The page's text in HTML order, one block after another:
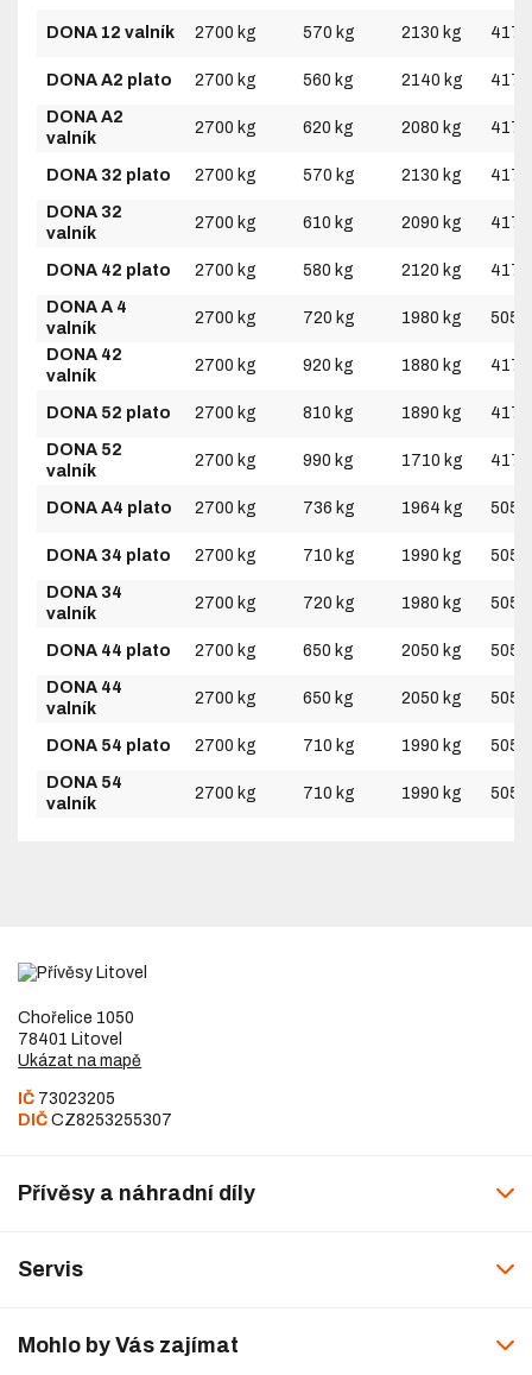
DONA 12 valník 2700 kg 570 kg 2130 kg
DONA A2 plato 2700 kg 560 kg 2140 kg
DONA A2
valník
2700 kg 620 kg 2080 kg
DONA 32 plato 2700 kg 570 kg 2130 kg
DONA 32
valník
2700 kg 610 kg 2090 kg
DONA 42 plato 2700 kg 580 kg 2120 kg
DONA A 4
valník
2700 kg 720 kg 1980 kg
DONA 42
valník
2700 kg 920 kg 1880 kg
DONA 52 plato 2700 kg 810 kg 1890 kg
DONA 52
valník
2700 kg 990 kg 1710 kg
DONA A4 plato 2700 kg 736 kg 1964 kg
DONA 34 plato 2700 kg 710 kg 1990 kg
DONA 34
valník
2700 kg 720 kg 1980 kg
DONA 44 plato 2700 kg 650 kg 2050 kg
DONA 44
valník
2700 kg 650 kg 2050 kg
DONA 54 plato 2700 kg 710 kg 1990 kg
DONA 54
valník
2700 kg 710 kg 1990 kg
Chořelice 1050
78401 Litovel
Ukázat na mapě
IČ 73023205
DIČ CZ8253255307
Přívěsy a náhradní díly
Servis
Mohlo by Vás zajímat